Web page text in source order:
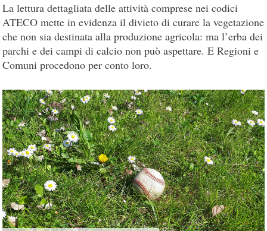
La lettura dettagliata delle attività comprese nei codici
ATECO mette in evidenza il divieto di curare la vegetazione
che non sia destinata alla produzione agricola: ma l’erba dei
parchi e dei campi di calcio non può aspettare. E Regioni e
Comuni procedono per conto loro.